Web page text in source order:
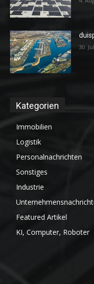
30.
Kategorien
Immobilien
Logistik
Personalnachrichten
Sonstiges
Industrie
Featured Artikel
KI, Computer, Roboter